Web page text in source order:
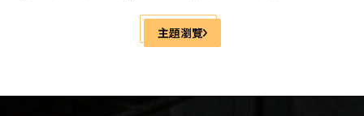
室逃脫都能帶來難忘的經歷和豐富的收穫，在這個充滿變
化和挑戰的世界中，它無疑是一個值得一試的優質活動。
主題瀏覽